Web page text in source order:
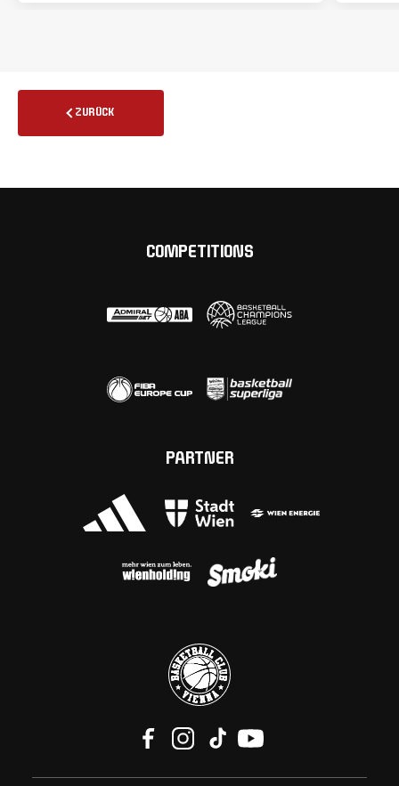
ZURÜCK
COMPETITIONS
PARTNER